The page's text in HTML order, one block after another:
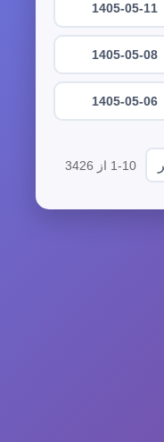
1405-05-11
1405-05-08
1405-05-06
1-10 از 3426